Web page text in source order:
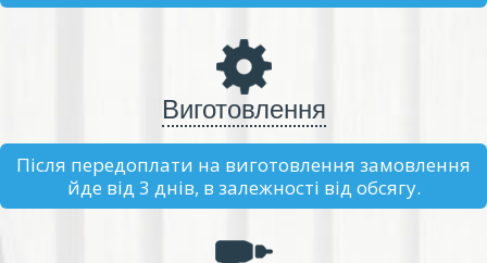
Виготовлення
Після передоплати на виготовлення замовлення
йде від 3 днів, в залежності від обсягу.